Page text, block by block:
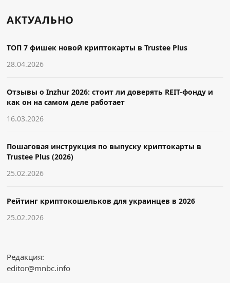
АКТУАЛЬНО
ТОП 7 фишек новой криптокарты в Trustee Plus
28.04.2026
Отзывы о Inzhur 2026: стоит ли доверять REIT-фонду и
как он на самом деле работает
16.03.2026
Пошаговая инструкция по выпуску криптокарты в
Trustee Plus (2026)
25.02.2026
Рейтинг криптокошельков для украинцев в 2026
25.02.2026
Редакция:
editor@mnbc.info